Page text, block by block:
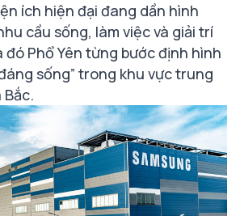
ích hiện đại đang dần hình
cầu sống, làm việc và giải trí
đó Phổ Yên từng bước định hình
sống” trong khu vực trung